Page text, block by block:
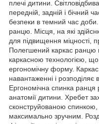
плечі дитини.
передній, задній і бічний
безпеки в темний час доби.
ранцю. Місця, на які
для підвищення міцності,
Полегшений каркас ранцю
каркасною технологією,
ергономічну форму.
навантаженні і розподіляє
Ергономічна спинка
анатомії дитини. Хребет
сконструйованою
максимально зручним.